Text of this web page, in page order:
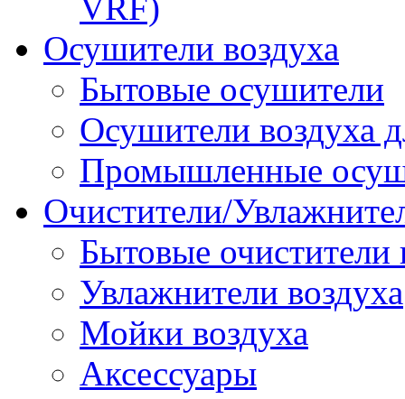
Осушители воздуха
Бытовые осушители
Осушители воздуха
Промышленные
Очистители/
Бытовые очистители
Увлажнители воздуха
Мойки воздуха
Аксессуары